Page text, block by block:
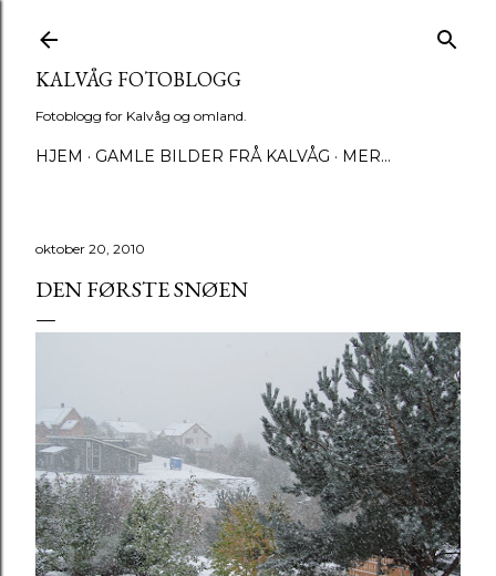
KALVÅG FOTOBLOGG
Fotoblogg for Kalvåg og omland.
HJEM GAMLE BILDER FRÅ KALVÅG MER…
oktober 20, 2010
DEN FØRSTE SNØEN